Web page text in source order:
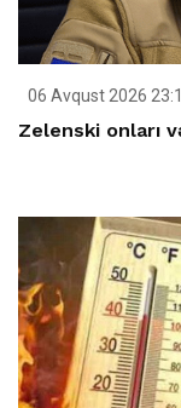
06 Avqust 2026
Zelenski onları